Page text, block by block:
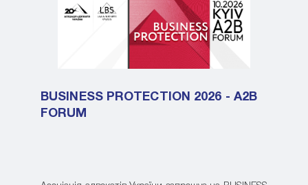
BUSINESS PROTECTION 2026 - A2B
FORUM